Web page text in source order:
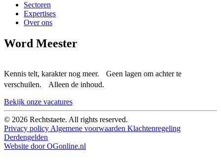
Sectoren
Expertises
Over ons
Word Meester
Kennis telt, karakter nog meer. Geen lagen om achter te
verschuilen. Alleen de inhoud.
Bekijk onze vacatures
© 2026 Rechtstaete. All rights reserved.
Privacy policy Algemene voorwaarden Klachtenregeling
Derdengelden
Website door OGonline.nl